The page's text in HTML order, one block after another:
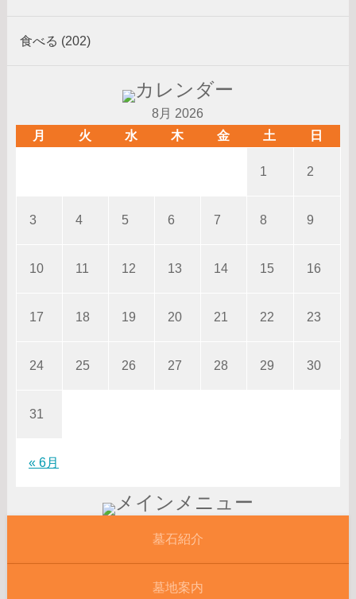
食べる (202)
8月 2026
月
火 水 木 金 土 日
« 6月
1 2
3 4 5 6 7 8 9
10 11 12 13 14 15 16
17 18 19 20 21 22 23
24 25 26 27 28 29 30
31
墓石紹介
墓地案内